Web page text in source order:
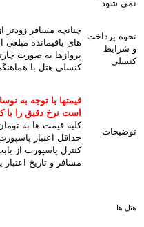
نمی شود
نحوه پرداخت
و شرایط
کنسلی
چنانچه مسافر
های باقیمانده
پروازها به صورت
کنسلی هتل با
توضیحات
قیمتها با توجه به
است نرخ دقیق را با
کلیه قیمت ها به
کنترل پاسپورت از
مسافر و تاریخ
هتل ها